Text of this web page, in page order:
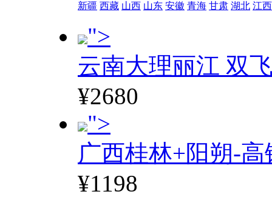
新疆 西藏 山西 山东 安徽 青海 甘肃 湖北 江西
">
云南大理丽江 双
¥2680
">
广西桂林+阳朔-高
¥1198